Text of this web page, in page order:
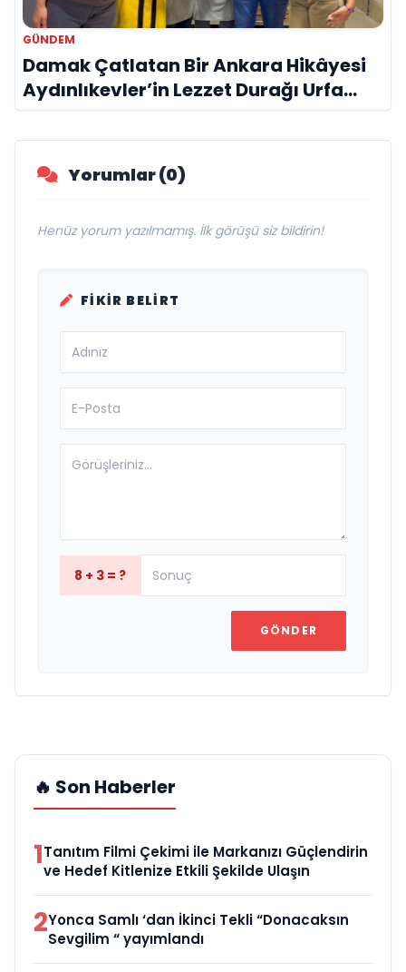
GÜNDEM
Damak Çatlatan Bir Ankara Hikâyesi
Aydınlıkevler’in Lezzet Durağı Urfa
Damak
Yorumlar (0)
Henüz yorum yazılmamış. İlk görüşü siz bildirin!
FIKIR BELIRT
8 + 3 = ?
GÖNDER
🔥 Son Haberler
1Tanıtım Filmi Çekimi ile Markanızı Güçlendirin
ve Hedef Kitlenize Etkili Şekilde Ulaşın
2Yonca Samlı ‘dan İkinci Tekli “Donacaksın
Sevgilim “ yayımlandı